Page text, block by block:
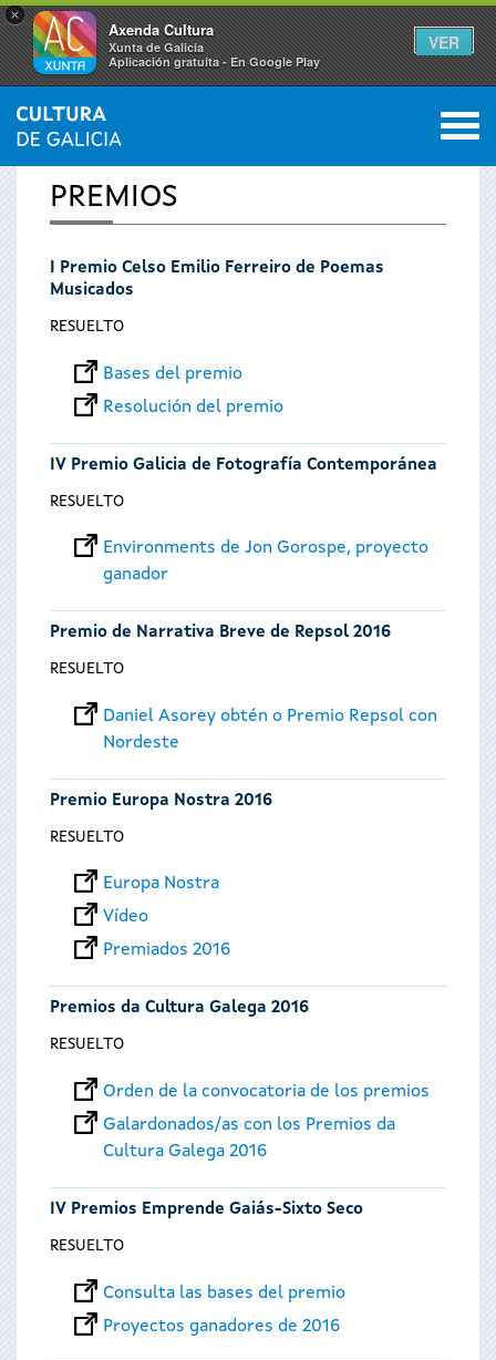
×
Axenda Cultura
Xunta de Galicia
Aplicación gratuíta - En Google Play
VER
Se
encuentra
usted
aquí
INICIO 0
PREMIOS
I Premio Celso Emilio Ferreiro de Poemas
Musicados
RESUELTO
Bases del premio
Resolución del premio
IV Premio Galicia de Fotografía Contemporánea
RESUELTO
Environments de Jon Gorospe, proyecto
ganador
Premio de Narrativa Breve de Repsol 2016
RESUELTO
Daniel Asorey obtén o Premio Repsol con
Nordeste
Premio Europa Nostra 2016
RESUELTO
Europa Nostra
Vídeo
Premiados 2016
Premios da Cultura Galega 2016
RESUELTO
Orden de la convocatoria de los premios
Galardonados/as con los Premios da
Cultura Galega 2016
IV Premios Emprende Gaiás-Sixto Seco
RESUELTO
Consulta las bases del premio
Proyectos ganadores de 2016